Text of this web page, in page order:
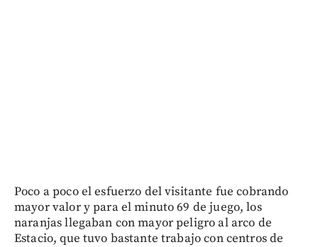
Poco a poco el esfuerzo del visitante fue cobrando
mayor valor y para el minuto 69 de juego, los
naranjas llegaban con mayor peligro al arco de
Estacio, que tuvo bastante trabajo con centros de